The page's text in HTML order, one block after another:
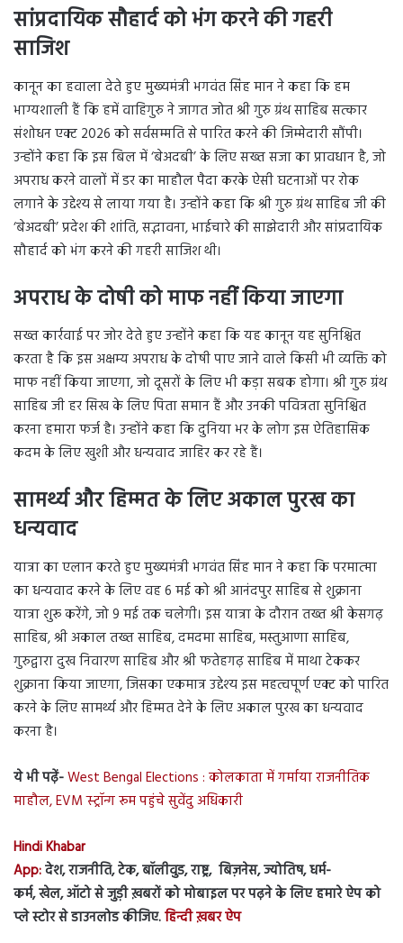
सांप्रदायिक सौहार्द को भंग करने की गहरी
साजिश
कानून का हवाला देते हुए मुख्यमंत्री भगवंत सिंह मान ने कहा कि हम
भाग्यशाली हैं कि हमें वाहिगुरु ने जागत जोत श्री गुरु ग्रंथ साहिब सत्कार
संशोधन एक्ट 2026 को सर्वसम्मति से पारित करने की जिम्मेदारी सौंपी।
उन्होंने कहा कि इस बिल में ‘बेअदबी’ के लिए सख्त सजा का प्रावधान है, जो
अपराध करने वालों में डर का माहौल पैदा करके ऐसी घटनाओं पर रोक
लगाने के उद्देश्य से लाया गया है। उन्होंने कहा कि श्री गुरु ग्रंथ साहिब जी की
‘बेअदबी’ प्रदेश की शांति, सद्भावना, भाईचारे की साझेदारी और सांप्रदायिक
सौहार्द को भंग करने की गहरी साजिश थी।
अपराध के दोषी को माफ नहीं किया जाएगा
सख्त कार्रवाई पर जोर देते हुए उन्होंने कहा कि यह कानून यह सुनिश्चित
करता है कि इस अक्षम्य अपराध के दोषी पाए जाने वाले किसी भी व्यक्ति को
माफ नहीं किया जाएगा, जो दूसरों के लिए भी कड़ा सबक होगा। श्री गुरु ग्रंथ
साहिब जी हर सिख के लिए पिता समान हैं और उनकी पवित्रता सुनिश्चित
करना हमारा फर्ज है। उन्होंने कहा कि दुनिया भर के लोग इस ऐतिहासिक
कदम के लिए खुशी और धन्यवाद जाहिर कर रहे हैं।
सामर्थ्य और हिम्मत के लिए अकाल पुरख का
धन्यवाद
यात्रा का एलान करते हुए मुख्यमंत्री भगवंत सिंह मान ने कहा कि परमात्मा
का धन्यवाद करने के लिए वह 6 मई को श्री आनंदपुर साहिब से शुक्राना
यात्रा शुरू करेंगे, जो 9 मई तक चलेगी। इस यात्रा के दौरान तख्त श्री केसगढ़
साहिब, श्री अकाल तख्त साहिब, दमदमा साहिब, मस्तुआणा साहिब,
गुरुद्वारा दुख निवारण साहिब और श्री फतेहगढ़ साहिब में माथा टेककर
शुक्राना किया जाएगा, जिसका एकमात्र उद्देश्य इस महत्वपूर्ण एक्ट को पारित
करने के लिए सामर्थ्य और हिम्मत देने के लिए अकाल पुरख का धन्यवाद
करना है।
ये भी पढ़ें-West Bengal Elections : कोलकाता में गर्माया राजनीतिक
माहौल, EVM स्ट्रॉन्ग रूम पहुंचे सुवेंदु अधिकारी
Hindi Khabar
App:देश, राजनीति, टेक, बॉलीवुड, राष्ट्र, बिज़नेस, ज्योतिष, धर्म-
कर्म, खेल, ऑटो से जुड़ी ख़बरों को मोबाइल पर पढ़ने के लिए हमारे ऐप को
प्ले स्टोर से डाउनलोड कीजिए.हिन्दी ख़बर ऐप